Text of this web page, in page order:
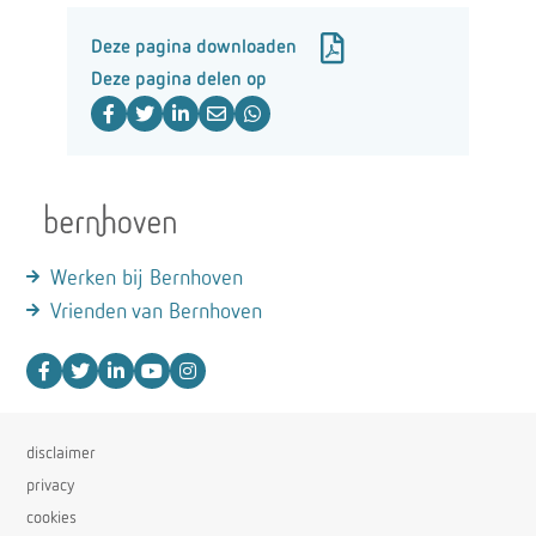
Deze pagina downloaden
Deze pagina delen op
Werken bij Bernhoven
Vrienden van Bernhoven
disclaimer
privacy
cookies